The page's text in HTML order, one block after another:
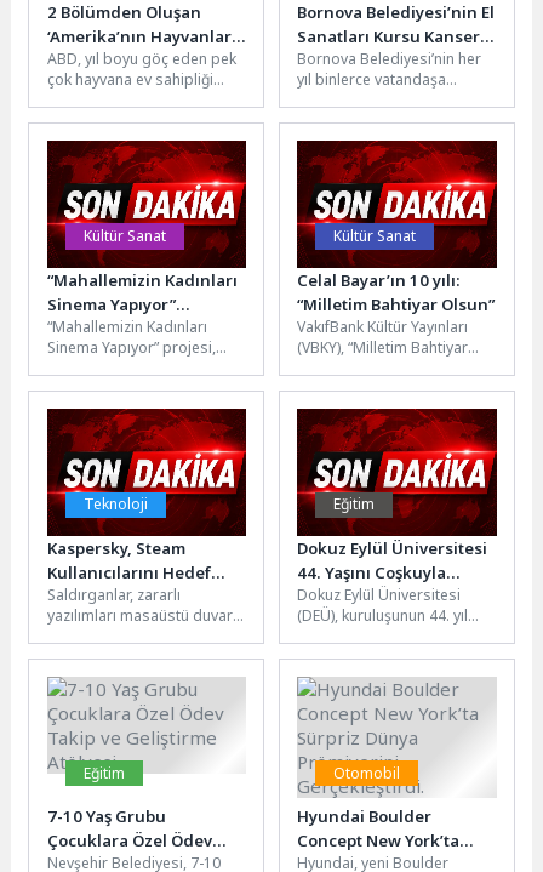
2 Bölümden Oluşan
‘Amerika’nın Hayvanları’,
24 Mayıs Pazar Saat
20.00’de National
Geographic WILD
ABD, yıl boyu göç eden pek
çok hayvana ev sahipliği
yakından...
Bornova Belediyesi’nin El
Sanatları Kursu Kanser
Hastası Yeliz’e Umut
Oldu: “Burada
hastalığımı unuttum”
Bornova Belediyesi’nin her
yıl binlerce vatandaşa
Beceri Edindirme Kursları,
bu kez...
Kültür Sanat
“Mahallemizin Kadınları
Sinema Yapıyor”
projesinin yeni filmleri
büyük beğeni topladı
“Mahallemizin Kadınları
Sinema Yapıyor” projesi,
devam ediyor. Proje
kapsamında Gülten Akın
atölyesinde...
Kültür Sanat
Celal Bayar’ın 10 yılı:
“Milletim Bahtiyar Olsun”
VakıfBank Kültür Yayınları
(VBKY), “Milletim Bahtiyar
buluşturuyor. Emine Gürsoy
Naskali’nin hazırladığı bu
çalışma,...
Teknoloji
Kaspersky, Steam
Kullanıcılarını Hedef
Alan Zararlı Yazılım
Kampanyasını Ortaya
Çıkardı
Saldırganlar, zararlı
yazılımları masaüstü duvar
Steam Workshop üzerinden
dağıtıyor; bu da kullanıcı...
Eğitim
Dokuz Eylül Üniversitesi
44. Yaşını Coşkuyla
Kutladı
Dokuz Eylül Üniversitesi
(DEÜ), kuruluşunun 44. yıl
törenle kutladı. Rektörlük
Yerleşkesinden Cumhuriyet
Meydanı'na...
Eğitim
7-10 Yaş Grubu
Çocuklara Özel Ödev
Takip ve Geliştirme
Nevşehir Belediyesi, 7-10
Otomobil
Hyundai Boulder
Concept New York’ta
Sürpriz Dünya
Hyundai, yeni Boulder